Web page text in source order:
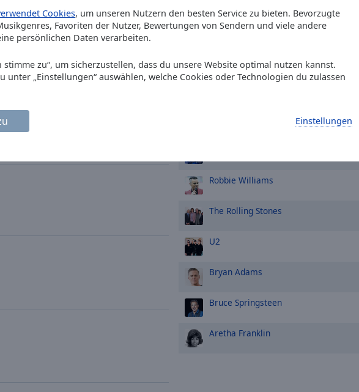
Cookies, um unseren Nutzern den besten Service zu bieten. Bevorzugte
Favoriten der Nutzer, Bewertungen von Sendern und viele andere
persönlichen Daten verarbeiten.
stimme zu“, um sicherzustellen, dass du unsere Website optimal nutzen kannst.
unter „Einstellungen“ auswählen, welche Cookies oder Technologien du zulassen
Einstellungen
Michael Jackson
Robbie Williams
The Rolling Stones
U2
Bryan Adams
Bruce Springsteen
Aretha Franklin